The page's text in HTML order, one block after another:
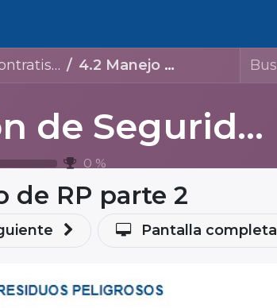
de Moreno) 4.2 Manejo de RP parte 2
Inducción de Seguridad y Ambiente 2024 (contratistas Almacenamiento Lagos de Moreno)
0 %
de RP parte 2
Pantalla completa